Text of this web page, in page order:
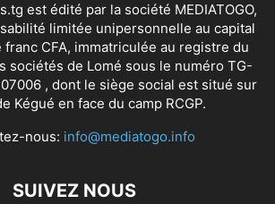
est édité par la société MEDIATOGO,
limitée unipersonnelle au capital
franc CFA, immatriculée au registre du
sociétés de Lomé sous le numéro TG-
, dont le siège social est situé sur
Kégué en face du camp RCGP.
nous: info@mediatogo.info
SUIVEZ NOUS